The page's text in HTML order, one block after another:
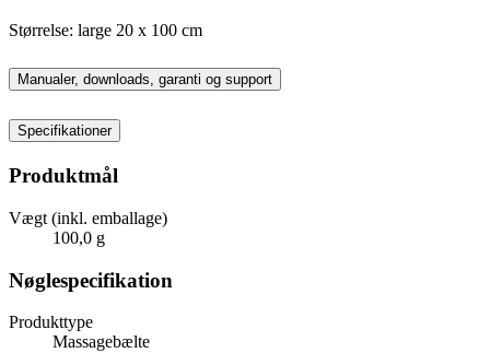
Størrelse: large 20 x 100 cm
Manualer, downloads, garanti og support
Specifikationer
Produktmål
Vægt (inkl. emballage)
100,0 g
Nøglespecifikation
Produkttype
Massagebælte